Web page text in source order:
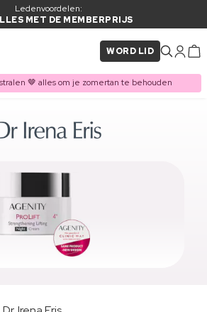
Ledenvoordelen:
MET DE MEMBERPRIJS
WORD LID
🤎 alles om je zomertan te behouden